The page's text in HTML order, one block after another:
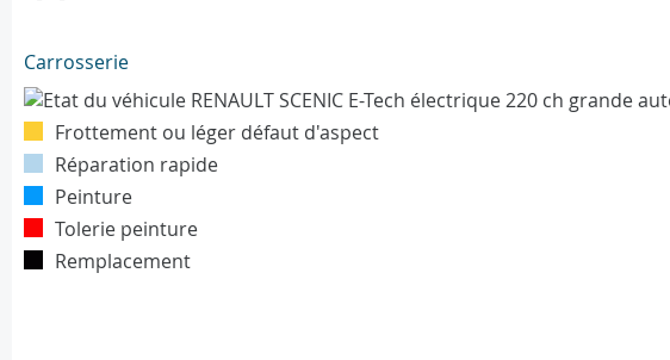
Carrosserie
Frottement ou léger défaut d'aspect
Réparation rapide
Peinture
Tolerie peinture
Remplacement